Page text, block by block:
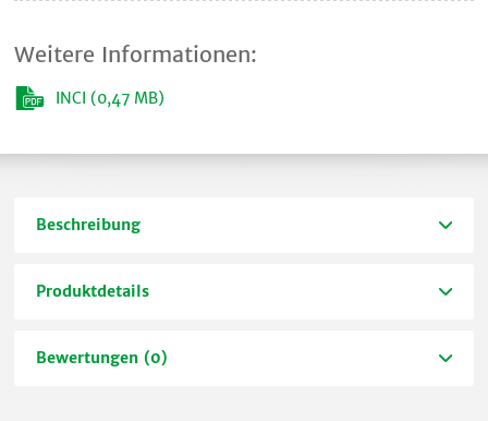
Weitere Informationen:
INCI (0,47 MB)
Beschreibung
Produktdetails
Bewertungen (0)